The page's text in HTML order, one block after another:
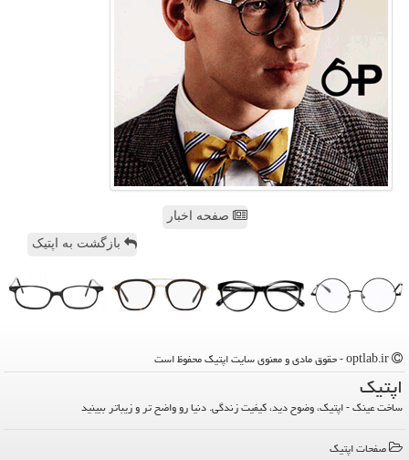
صفحه اخبار
بازگشت به اپتیک
اپتیك
ساخت عینک - اپتیک، وضوح دید، کیفیت زندگی. دنیا رو واضح تر و زیباتر ببینید
صفحات اپتیك